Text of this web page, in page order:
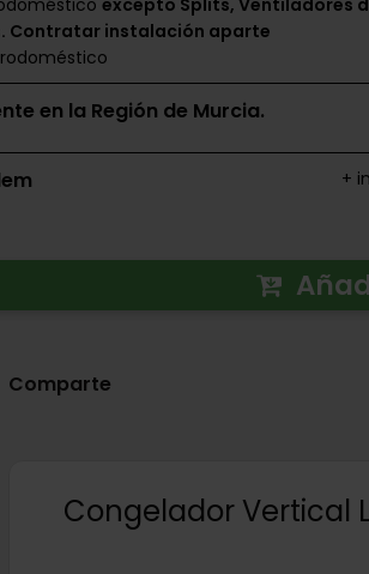
excepto Splits, Ventiladores
Contratar instalación aparte
en la Región de Murcia.
+
Comparte
Congelador Vertical